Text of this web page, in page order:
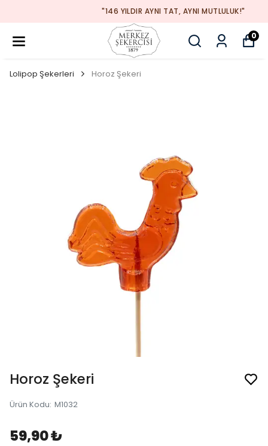
"146 YILDIR AYNI TAT, AYNI MUTLULUK!"
0
Lolipop Şekerleri Horoz Şekeri
Horoz Şekeri
Ürün Kodu: M1032
59,90 ₺